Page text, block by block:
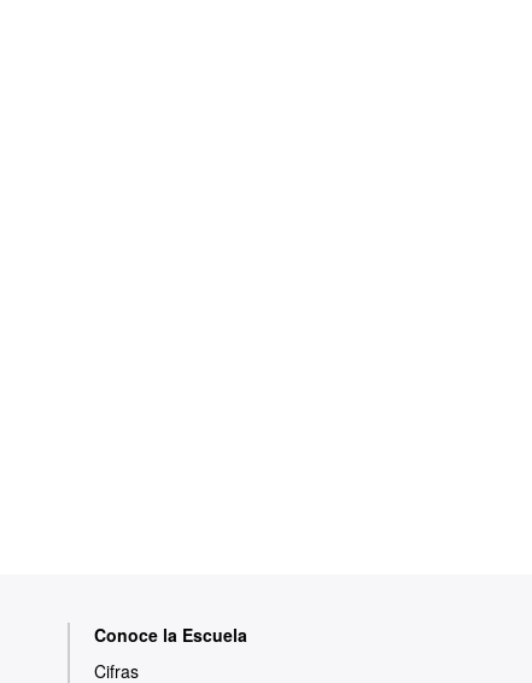
Conoce la Escuela
Cifras